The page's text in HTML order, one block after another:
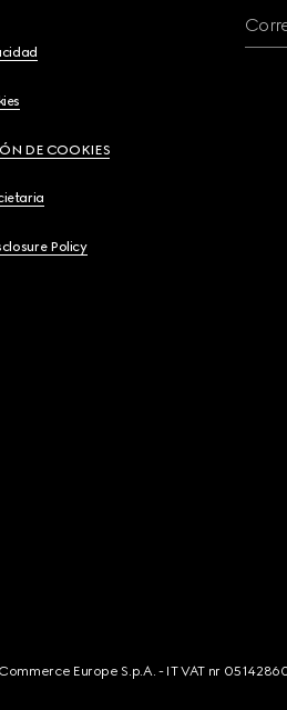
DE COOKIES
Policy
Europe S.p.A. - IT VAT nr